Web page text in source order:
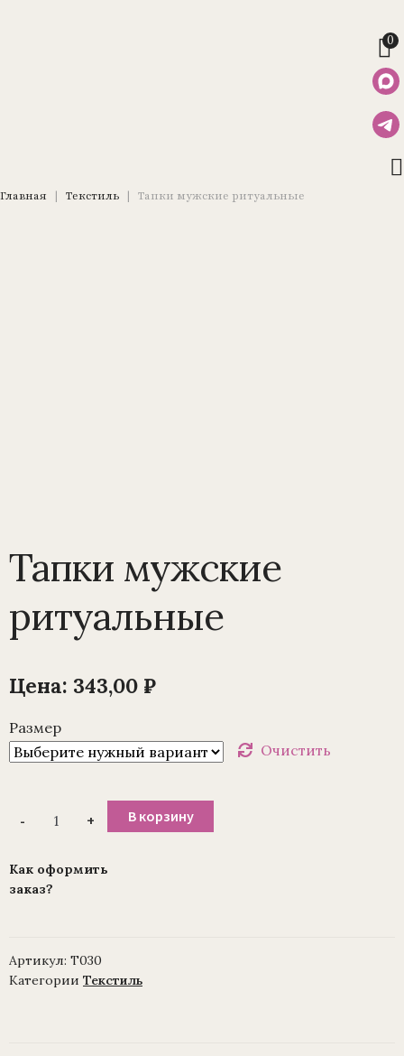
0
Главная | Текстиль | Тапки мужские ритуальные
Тапки мужские
ритуальные
Цена: 343,00 ₽
Размер
Очистить
-
товара
ритуальные
+ В корзину
Как оформить
заказ?
Артикул: Т030
Категории Текстиль